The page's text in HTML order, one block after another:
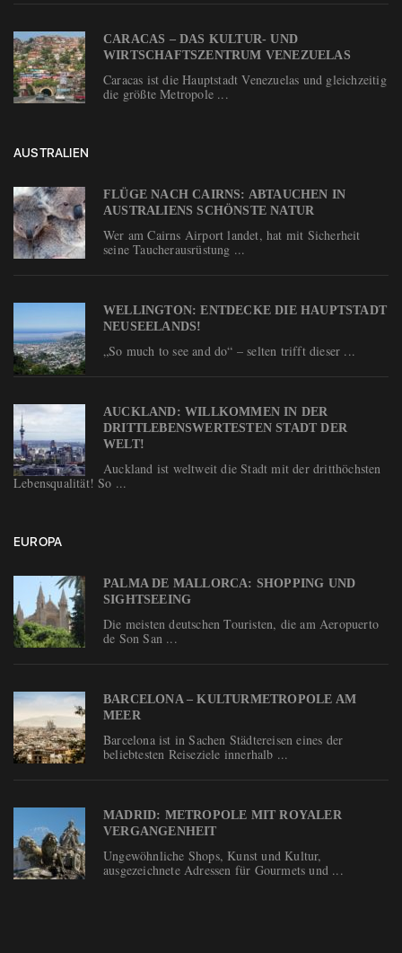
CARACAS – DAS KULTUR- UND
WIRTSCHAFTSZENTRUM VENEZUELAS
Caracas ist die Hauptstadt Venezuelas und gleichzeitig
die größte Metropole ...
AUSTRALIEN
FLÜGE NACH CAIRNS: ABTAUCHEN IN
AUSTRALIENS SCHÖNSTE NATUR
Wer am Cairns Airport landet, hat mit Sicherheit
seine Taucherausrüstung ...
WELLINGTON: ENTDECKE DIE HAUPTSTADT
NEUSEELANDS!
„So much to see and do“ – selten trifft dieser ...
AUCKLAND: WILLKOMMEN IN DER
DRITTLEBENSWERTESTEN STADT DER
WELT!
Auckland ist weltweit die Stadt mit der dritthöchsten
Lebensqualität! So ...
EUROPA
PALMA DE MALLORCA: SHOPPING UND
SIGHTSEEING
Die meisten deutschen Touristen, die am Aeropuerto
de Son San ...
BARCELONA – KULTURMETROPOLE AM
MEER
Barcelona ist in Sachen Städtereisen eines der
beliebtesten Reiseziele innerhalb ...
MADRID: METROPOLE MIT ROYALER
VERGANGENHEIT
Ungewöhnliche Shops, Kunst und Kultur,
ausgezeichnete Adressen für Gourmets und ...